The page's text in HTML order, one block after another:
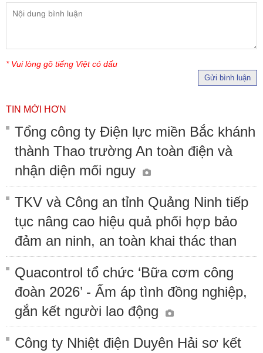
* Vui lòng gõ tiếng Việt có dấu
Gửi bình luận
TIN MỚI HƠN
Tổng công ty Điện lực miền Bắc khánh
thành Thao trường An toàn điện và
nhận diện mối nguy
TKV và Công an tỉnh Quảng Ninh tiếp
tục nâng cao hiệu quả phối hợp bảo
đảm an ninh, an toàn khai thác than
Quacontrol tổ chức ‘Bữa cơm công
đoàn 2026’ - Ấm áp tình đồng nghiệp,
gắn kết người lao động
Công ty Nhiệt điện Duyên Hải sơ kết